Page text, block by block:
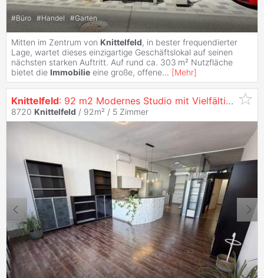
#Büro #Handel #Garten
Mitten im Zentrum von Knittelfeld, in bester frequendierter
Lage, wartet dieses einzigartige Geschäftslokal auf seinen
nächsten starken Auftritt. Auf rund ca. 303 m² Nutzfläche
bietet die Immobilie eine große, offene... [Mehr]
Knittelfeld: 92 m2 Modernes Studio mit Vielfältigen Nutzungsmöglichkeiten - Attraktive Fördermöglichkeiten Mittels Wirtschaftsförderung Möglich
8720 Knittelfeld / 92m² / 5 Zimmer